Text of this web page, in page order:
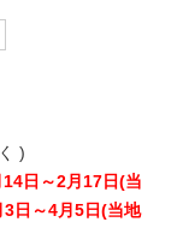
)
日～2月17日(当
日～4月5日(当地